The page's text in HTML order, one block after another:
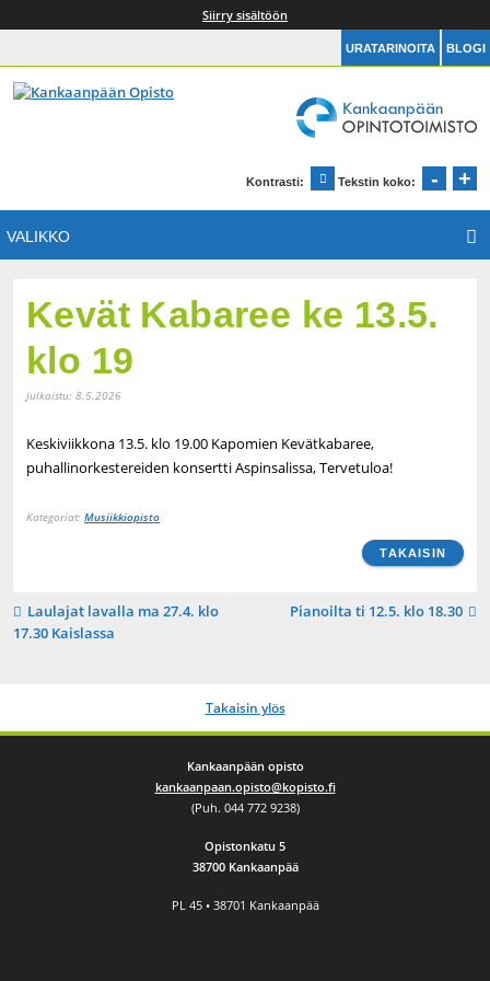
Siirry sisältöön
BLOGI
URATARINOITA
Kontrasti: Muuta kontrastia
Tekstin koko: - +
VALIKKO
Kevät Kabaree ke 13.5.
klo 19
Julkaistu: 8.5.2026
Keskiviikkona 13.5. klo 19.00 Kapomien Kevätkabaree,
puhallinorkestereiden konsertti Aspinsalissa, Tervetuloa!
Kategoriat: Musiikkiopisto
TAKAISIN
Artikkelien
selaus
Laulajat lavalla ma 27.4. klo
17.30 Kaislassa
Pianoilta ti 12.5. klo 18.30
Takaisin ylös
Kankaanpään opisto
kankaanpaan.opisto@kopisto.fi
(Puh. 044 772 9238)
Opistonkatu 5
38700 Kankaanpää
PL 45 • 38701 Kankaanpää